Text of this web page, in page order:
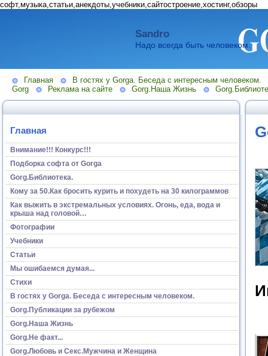
софт,музыка,статьи,анекдоты,учебники,сайтостроение,хостинг,обзоры
Sandro
Надо всегда быть человеком.
Главная
В гостях у Gorga. Беседа с интересным человеком.
Gorg
Реклама на сайте Gorg.Наша Жизнь
Главная
Внимание!!! Конкурс!!!
Подборка софта от Gorga
Gorg.Библиотека.
Кому за 50.Как бросить курить и похудеть на 30 килограммов
Как выжить в экстремальных условиях. Огонь, еда, вода и
крыша над головой…
Фотографии
Учебники
Статьи
Мы ошибаемся думая...
Стихи
В гостях у Gorga. Беседа с интересным человеком.
Gorg.Публикации за рубежом
Gorg.Наша Жизнь
Gorg.Не факт...
Gorg.Любовь и Секс.Мужчина и Женщина